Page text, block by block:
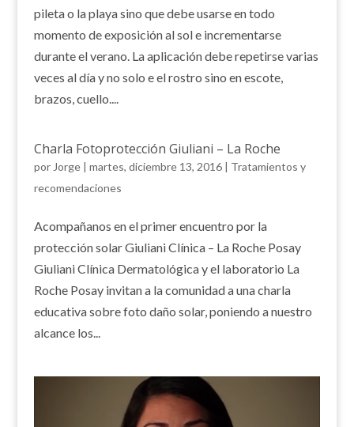
pileta o la playa sino que debe usarse en todo
momento de exposición al sol e incrementarse
durante el verano. La aplicación debe repetirse varias
veces al día y no solo e el rostro sino en escote,
brazos, cuello....
Charla Fotoprotección Giuliani – La Roche
por Jorge| martes, diciembre 13, 2016| Tratamientos y
recomendaciones
Acompañanos en el primer encuentro por la
protección solar Giuliani Clínica – La Roche Posay
Giuliani Clínica Dermatológica y el laboratorio La
Roche Posay invitan a la comunidad a una charla
educativa sobre foto daño solar, poniendo a nuestro
alcance los...